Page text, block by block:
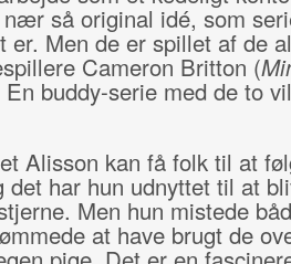
så original idé, som
er. Men de er spillet af de
Cameron Britton (
buddy-serie med de to
Alisson kan få folk til at
det har hun udnyttet til at
Men hun mistede
at have brugt de